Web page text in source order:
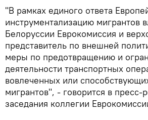
"В рамках единого ответа
инструментализацию мигрантов
Белоруссии Еврокомиссия и
представитель по внешней
меры по предотвращению и
деятельности транспортных
вовлеченных или
мигрантов", - говорится в пресс-
заседания коллегии